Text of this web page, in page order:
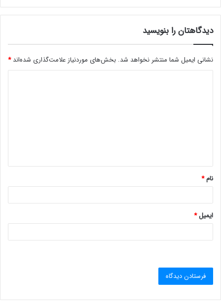
دیدگاهتان را بنویسید
نشانی ایمیل شما منتشر نخواهد شد. بخش‌های موردنیاز علامت‌گذاری شده‌اند*
*
نام*
ایمیل*